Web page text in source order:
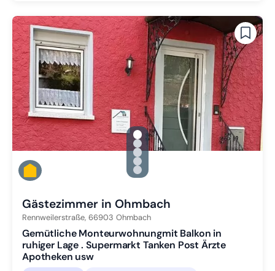
gallery.slide_selector
Zu Slide 1 wechseln
Zu Slide 2 wechseln
Zu Slide 3 wechseln
Zu Slide 4 wechseln
Zu Slide 5 wechseln
Gästezimmer in Ohmbach
Rennweilerstraße, 66903 Ohmbach
Gemütliche Monteurwohnungmit Balkon in
ruhiger Lage . Supermarkt Tanken Post Ärzte
Apotheken usw